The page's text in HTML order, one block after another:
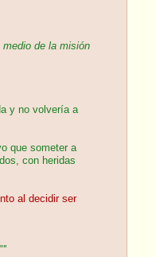
de la misión
y no volvería a
que someter a
con heridas
al decidir ser